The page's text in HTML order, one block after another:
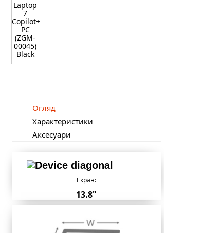
Огляд
Характеристики
Аксесуари
Екран:
13.8"